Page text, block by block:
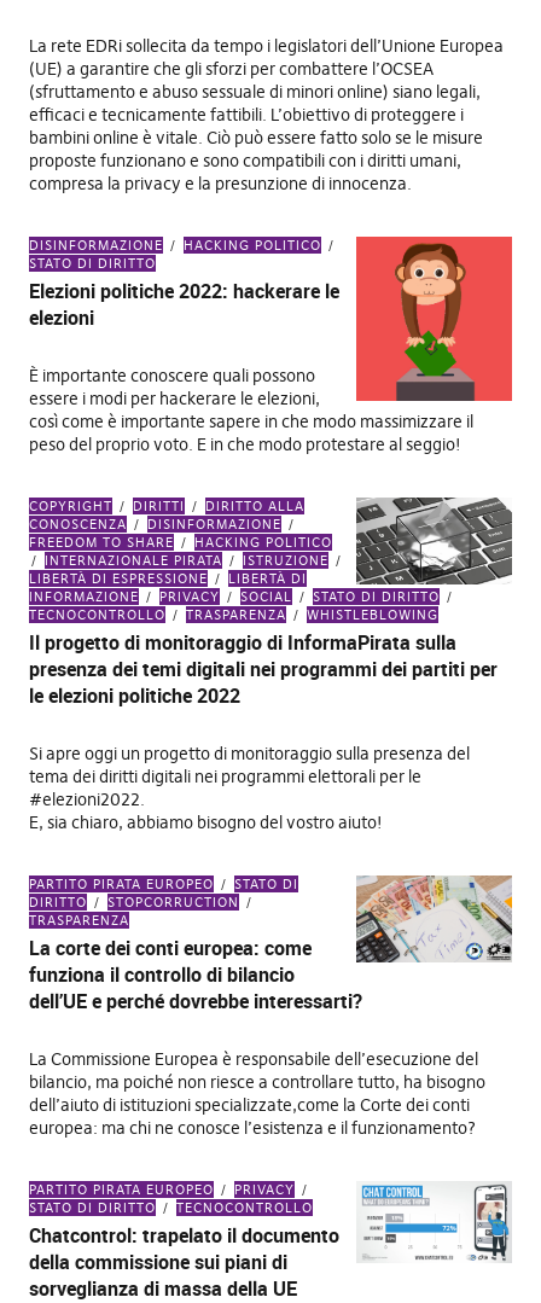
La rete EDRi sollecita da tempo i legislatori dell’Unione Europea
(UE) a garantire che gli sforzi per combattere l’OCSEA
(sfruttamento e abuso sessuale di minori online) siano legali,
efficaci e tecnicamente fattibili. L’obiettivo di proteggere i
bambini online è vitale. Ciò può essere fatto solo se le misure
proposte funzionano e sono compatibili con i diritti umani,
compresa la privacy e la presunzione di innocenza.
DISINFORMAZIONE
HACKING POLITICO
STATO DI DIRITTO
Elezioni politiche 2022: hackerare le
elezioni
È importante conoscere quali possono
essere i modi per hackerare le elezioni,
così come è importante sapere in che modo massimizzare il
peso del proprio voto. E in che modo protestare al seggio!
COPYRIGHT DIRITTI
DIRITTO ALLA
CONOSCENZA
DISINFORMAZIONE
FREEDOM TO SHARE
HACKING POLITICO
INTERNAZIONALE PIRATA
ISTRUZIONE
LIBERTÀ DI ESPRESSIONE
LIBERTÀ DI
INFORMAZIONE
PRIVACY SOCIAL
STATO DI DIRITTO
TECNOCONTROLLO
TRASPARENZA WHISTLEBLOWING
Il progetto di monitoraggio di InformaPirata sulla
presenza dei temi digitali nei programmi dei partiti per
le elezioni politiche 2022
Si apre oggi un progetto di monitoraggio sulla presenza del
tema dei diritti digitali nei programmi elettorali per le
#elezioni2022.
E, sia chiaro, abbiamo bisogno del vostro aiuto!
PARTITO PIRATA EUROPEO
STATO DI
DIRITTO
STOPCORRUCTION
TRASPARENZA
La corte dei conti europea: come
funziona il controllo di bilancio
dell’UE e perché dovrebbe interessarti?
La Commissione Europea è responsabile dell’esecuzione del
bilancio, ma poiché non riesce a controllare tutto, ha bisogno
dell’aiuto di istituzioni specializzate,come la Corte dei conti
europea: ma chi ne conosce l’esistenza e il funzionamento?
PARTITO PIRATA EUROPEO
PRIVACY
STATO DI DIRITTO
TECNOCONTROLLO
Chatcontrol: trapelato il documento
della commissione sui piani di
sorveglianza di massa della UE